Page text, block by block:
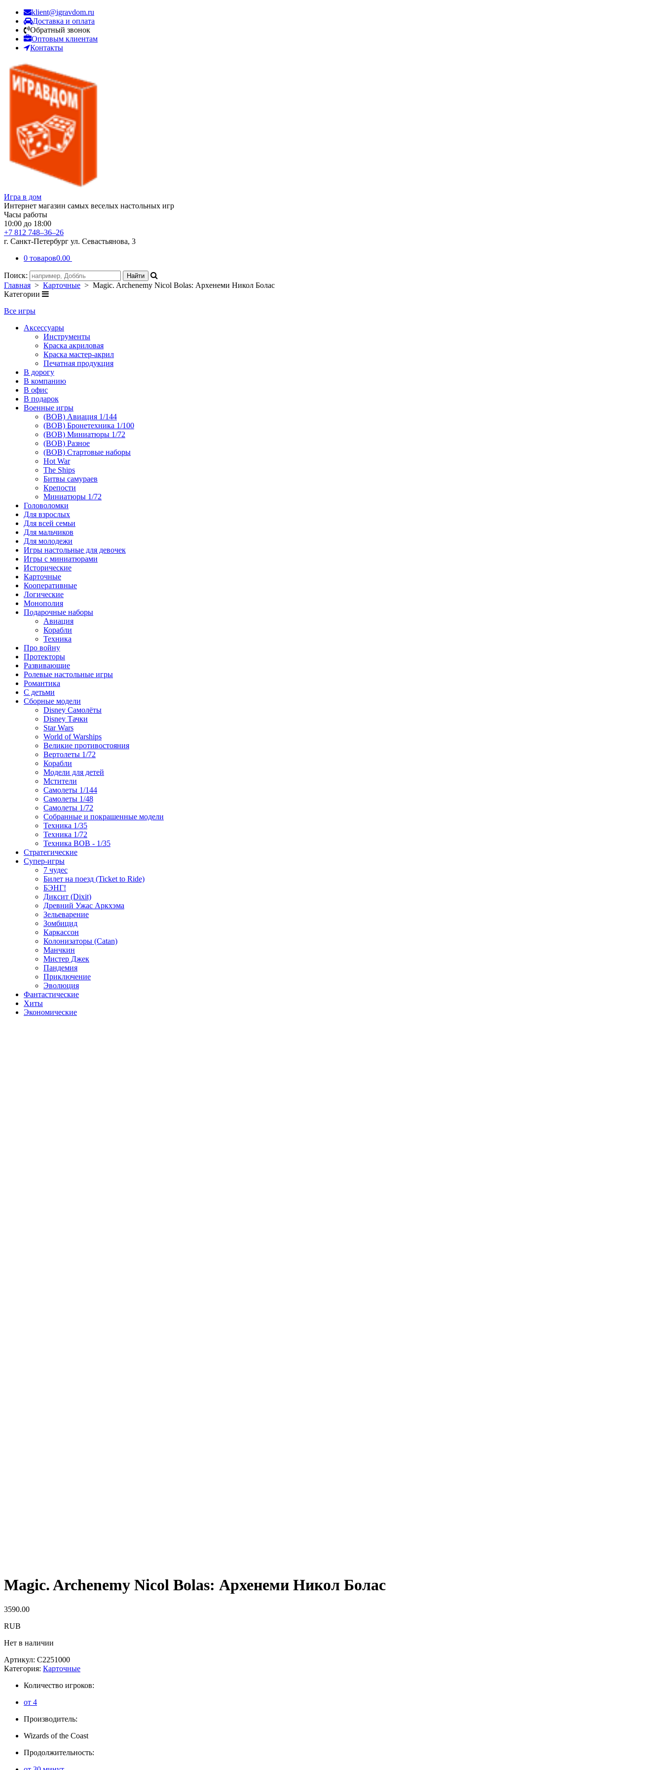
klient@igravdom.ru
Доставка и оплата
Обратный звонок
Оптовым клиентам
Контакты
Игра в дом
Интернет магазин самых веселых настольных игр
Часы работы
10:00 до 18:00
+7 812 748–36–26
г. Санкт-Петербург ул. Севастьянова, 3
0 товаров0.00
Поиск:
Главная > Карточные > Magic. Archenemy Nicol Bolas: Архенеми Никол Болас
Категории
Все игры
Аксессуары
Инструменты
Краска акриловая
Краска мастер-акрил
Печатная продукция
В дорогу
В компанию
В офис
В подарок
Военные игры
(ВОВ) Авиация 1/144
(ВОВ) Бронетехника 1/100
(ВОВ) Миниатюры 1/72
(ВОВ) Разное
(ВОВ) Стартовые наборы
Hot War
The Ships
Битвы самураев
Крепости
Миниатюры 1/72
Головоломки
Для взрослых
Для всей семьи
Для мальчиков
Для молодежи
Игры настольные для девочек
Игры с миниатюрами
Исторические
Карточные
Кооперативные
Логические
Монополия
Подарочные наборы
Авиация
Корабли
Техника
Про войну
Протекторы
Развивающие
Ролевые настольные игры
Романтика
С детьми
Сборные модели
Disney Самолёты
Disney Тачки
Star Wars
World of Warships
Великие противостояния
Вертолеты 1/72
Корабли
Модели для детей
Мстители
Самолеты 1/144
Самолеты 1/48
Самолеты 1/72
Собранные и покрашенные модели
Техника 1/35
Техника 1/72
Техника ВОВ - 1/35
Стратегические
Супер-игры
7 чудес
Билет на поезд (Ticket to Ride)
БЭНГ!
Диксит (Dixit)
Древний Ужас Аркхэма
Зельеварение
Зомбицид
Каркассон
Колонизаторы (Catan)
Манчкин
Мистер Джек
Пандемия
Приключение
Эволюция
Фантастические
Хиты
Экономические
Magic. Archenemy Nicol Bolas: Архенеми Никол Болас
3590.00
RUB
Нет в наличии
Артикул: C2251000
Категория: Карточные
Количество игроков:
от 4
Производитель:
Wizards of the Coast
Продолжительность: